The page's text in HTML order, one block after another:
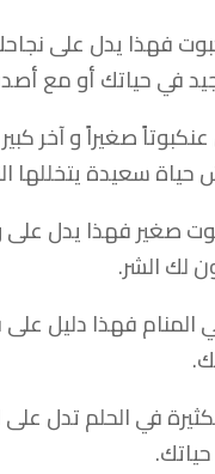
فهذا يدل على
في حياتك أو مع
صغيراً و آخر
سعيدة يتخللها
صغير فهذا يدل
لك الشر.
المنام فهذا دليل
في الحلم تدل